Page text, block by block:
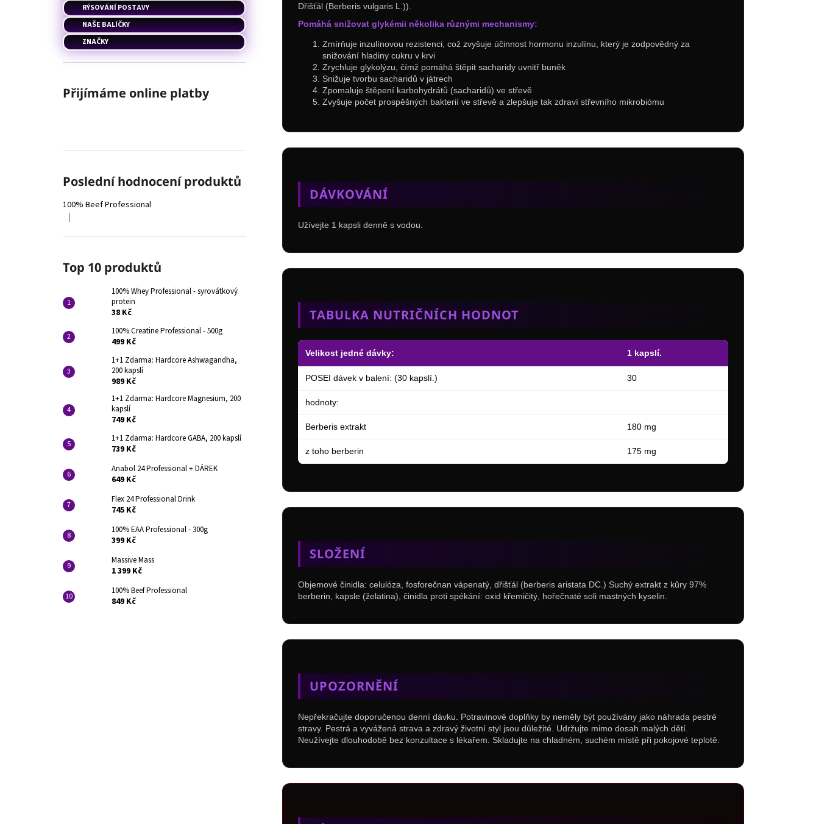
RÝSOVÁNÍ POSTAVY
NAŠE BALÍČKY
ZNAČKY
Přijímáme online platby
Poslední hodnocení produktů
100% Beef Professional
Hodnocení produktu je 4 z 5 hvězdiček.
|
Top 10 produktů
100% Whey Professional - syrovátkový
protein
38 Kč
100% Creatine Professional - 500g
499 Kč
1+1 Zdarma: Hardcore Ashwagandha,
200 kapslí
989 Kč
1+1 Zdarma: Hardcore Magnesium, 200
kapslí
749 Kč
1+1 Zdarma: Hardcore GABA, 200 kapslí
739 Kč
Anabol 24 Professional + DÁREK
649 Kč
Flex 24 Professional Drink
745 Kč
100% EAA Professional - 300g
399 Kč
Massive Mass
1 399 Kč
100% Beef Professional
849 Kč
Dřišťál (Berberis vulgaris L.)).
Pomáhá snižovat glykémii několika různými mechanismy:
Zmírňuje inzulínovou rezistenci, což zvyšuje účinnost hormonu inzulínu, který je zodpovědný za
snižování hladiny cukru v krvi
Zrychluje glykolýzu, čímž pomáhá štěpit sacharidy uvnitř buněk
Snižuje tvorbu sacharidů v játrech
Zpomaluje štěpení karbohydrátů (sacharidů) ve střevě
Zvyšuje počet prospěšných bakterií ve střevě a zlepšuje tak zdraví střevního mikrobiómu
DÁVKOVÁNÍ
Užívejte 1 kapsli denně s vodou.
TABULKA NUTRIČNÍCH HODNOT
Velikost jedné dávky: 1 kapslí.
POSEI dávek v balení: (30 kapslí.) 30
hodnoty:
Berberis extrakt 180 mg
z toho berberin 175 mg
SLOŽENÍ
Objemové činidla: celulóza, fosforečnan vápenatý, dřišťál (berberis aristata DC.) Suchý extrakt z kůry 97%
berberin, kapsle (želatina), činidla proti spékání: oxid křemičitý, hořečnaté soli mastných kyselin.
UPOZORNĚNÍ
Nepřekračujte doporučenou denní dávku. Potravinové doplňky by neměly být používány jako náhrada pestré
stravy. Pestrá a vyvážená strava a zdravý životní styl jsou důležité. Udržujte mimo dosah malých dětí.
Neužívejte dlouhodobě bez konzultace s lékařem. Skladujte na chladném, suchém místě při pokojové teplotě.